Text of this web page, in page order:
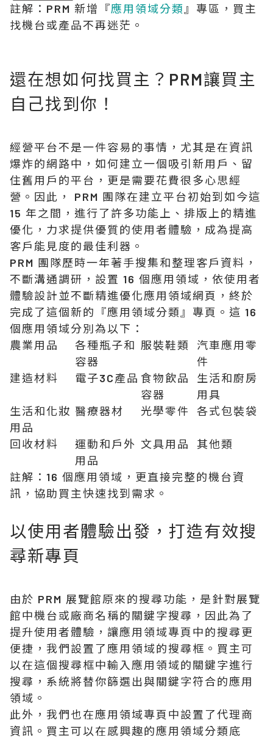
註解：PRM 新增『應用領域分類 』專區，買主
找機台或產品不再迷茫。
還在想如何找買主？PRM讓買主
自己找到你！
經營平台不是一件容易的事情，尤其是在資訊
爆炸的網路中，如何建立一個吸引新用戶、留
住舊用戶的平台，更是需要花費很多心思經
營。因此， PRM 團隊在建立平台初始到如今這
15 年之間，進行了許多功能上、排版上的精進
優化，力求提供優質的使用者體驗，成為提高
客戶能見度的最佳利器。
PRM 團隊歷時一年著手搜集和整理客戶資料，
不斷溝通調研，設置 16 個應用領域，依使用者
體驗設計並不斷精進優化應用領域網頁，終於
完成了這個新的『應用領域分類』專頁。這 16
個應用領域分別為以下：
農業用品
各種瓶子和
容器
服裝鞋類
汽車應用零
件
建造材料
電子3C產品 食物飲品
容器
生活和廚房
用具
生活和化妝
用品
醫療器材 光學零件 各式包裝袋
回收材料
運動和戶外
用品
文具用品 其他類
註解：16 個應用領域，更直接完整的機台資
訊，協助買主快速找到需求。
以使用者體驗出發，打造有效搜
尋新專頁
由於 PRM 展覽館原來的搜尋功能，是針對展覽
館中機台或廠商名稱的關鍵字搜尋，因此為了
提升使用者體驗，讓應用領域專頁中的搜尋更
便捷，我們設置了應用領域的搜尋框。買主可
以在這個搜尋框中輸入應用領域的關鍵字進行
搜尋，系統將替你篩選出與關鍵字符合的應用
領域。
此外，我們也在應用領域專頁中設置了代理商
資訊。買主可以在感興趣的應用領域分類底